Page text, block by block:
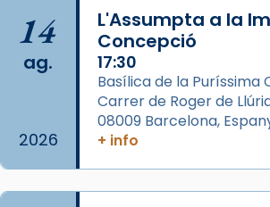
📸 J. Merino
Photo
View on Facebook ·
Arquebisbat de Barcelona
de Barcelona.
2 weeks ago
14
ag.
2026
L'Assumpta a la
Concepció
17:30
Basílica de la Puríssima
Carrer de Roger de
08009 Barcelona,
+ info